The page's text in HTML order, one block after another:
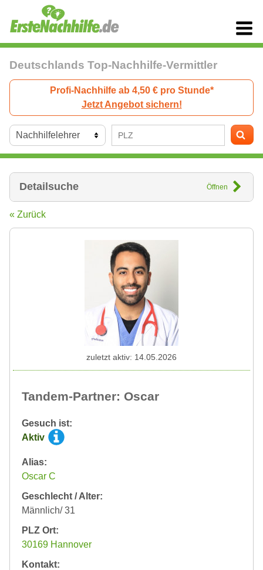
Deutschlands Top-Nachhilfe-Vermittler
Profi-Nachhilfe ab 4,50 € pro Stunde*
Jetzt Angebot sichern!
Detailsuche Öffnen
« Zurück
Tandem-Partner: Oscar
Gesuch ist:
Aktiv
Alias:
Oscar C
Geschlecht / Alter:
Männlich/ 31
PLZ Ort:
30169 Hannover
Kontakt:
zuletzt aktiv: 14.05.2026